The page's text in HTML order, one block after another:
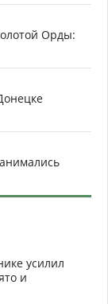
Орды:
усилил
и